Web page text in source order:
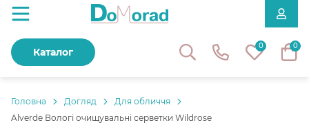
0 0
Каталог
Головнa Догляд
Для обличчя
Alverde Вологі очищувальні серветки Wildrose